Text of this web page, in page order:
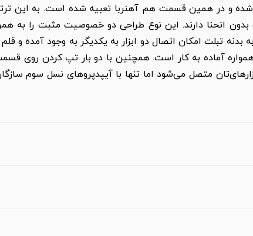
و در همین قسمت هم آهنربا تعبیه شده است. به این
انحنا دارند. این نوع طراحی دو خصوصیت مثبت را به
تبلت امکان اتصال دو ابزار به یکدیگر به وجود آمده
آماده به کار است. همچنین با دو بار تپ کردن روی
متصل می‌شود اما تنها با آیپدپروهای نسل سوم